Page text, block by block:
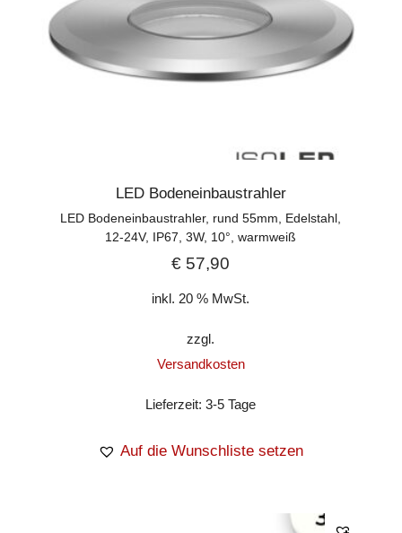
LED Bodeneinbaustrahler
LED Bodeneinbaustrahler, rund 55mm, Edelstahl,
12-24V, IP67, 3W, 10°, warmweiß
€ 57,90
inkl. 20 % MwSt.
zzgl.
Versandkosten
Lieferzeit:3-5 Tage
Auf die Wunschliste setzen